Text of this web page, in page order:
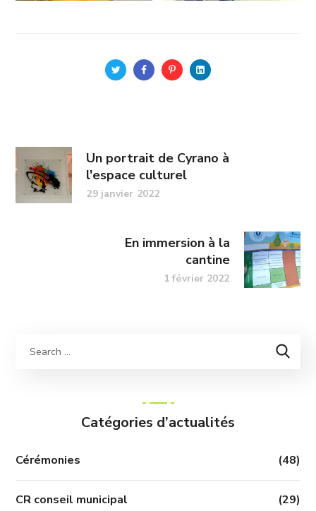
Un portrait de Cyrano à
l'espace culturel
29 janvier 2022
En immersion à la
cantine
1 février 2022
Catégories d’actualités
Cérémonies (48)
CR conseil municipal (29)